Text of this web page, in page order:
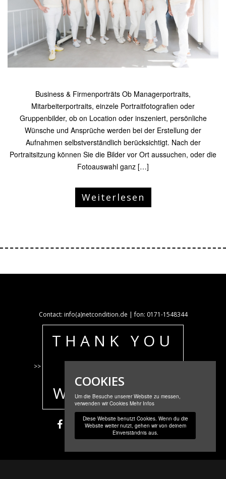
Business & Firmenporträts Ob Managerportraits,
Mitarbeiterportraits, einzele Portraitfotografien oder
Gruppenbilder, ob on Location oder inszeniert, persönliche
Wünsche und Ansprüche werden bei der Erstellung der
Aufnahmen selbstverständlich berücksichtigt. Nach der
Portraitsitzung können Sie die Bilder vor Ort aussuchen, oder die
Fotoauswahl ganz […]
Weiterlesen
Contact: info(a)netcondition.de | fon: 0171-1548344
>>
THANK YOU
FOR
WATCHING!
COOKIES
Um die Besuche unserer Website zu messen,
verwenden wir Cookies Mehr Infos
Diese Website benutzt Cookies. Wenn du die
Website weiter nutzt, gehen wir von deinem
Einverständnis aus.